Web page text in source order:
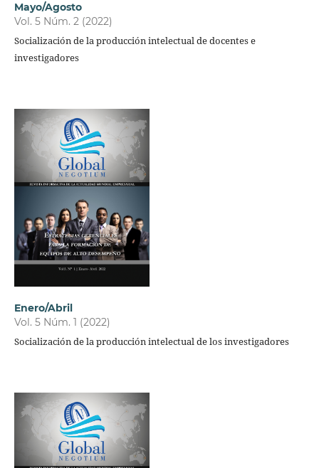
Mayo/Agosto
Vol. 5 Núm. 2 (2022)
Socialización de la producción intelectual de docentes e
investigadores
Enero/Abril
Vol. 5 Núm. 1 (2022)
Socialización de la producción intelectual de los investigadores